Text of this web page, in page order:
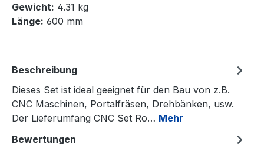
Gewicht: 4.31 kg
Länge: 600 mm
Beschreibung
Dieses Set ist ideal geeignet für den Bau von z.B.
CNC Maschinen, Portalfräsen, Drehbänken, usw.
Der Lieferumfang CNC Set Ro… Mehr
Bewertungen